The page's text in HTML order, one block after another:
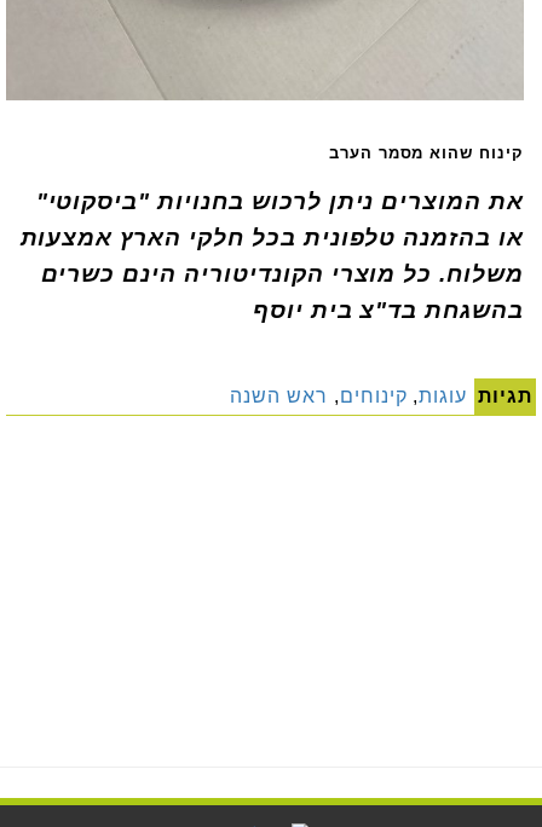
קינוח שהוא מסמר הערב
את המוצרים ניתן לרכוש בחנויות "ביסקוטי"
או בהזמנה טלפונית בכל חלקי הארץ אמצעות
משלוח. כל מוצרי הקונדיטוריה הינם כשרים
בהשגחת בד"צ בית יוסף
תגיות עוגות, קינוחים, ראש השנה